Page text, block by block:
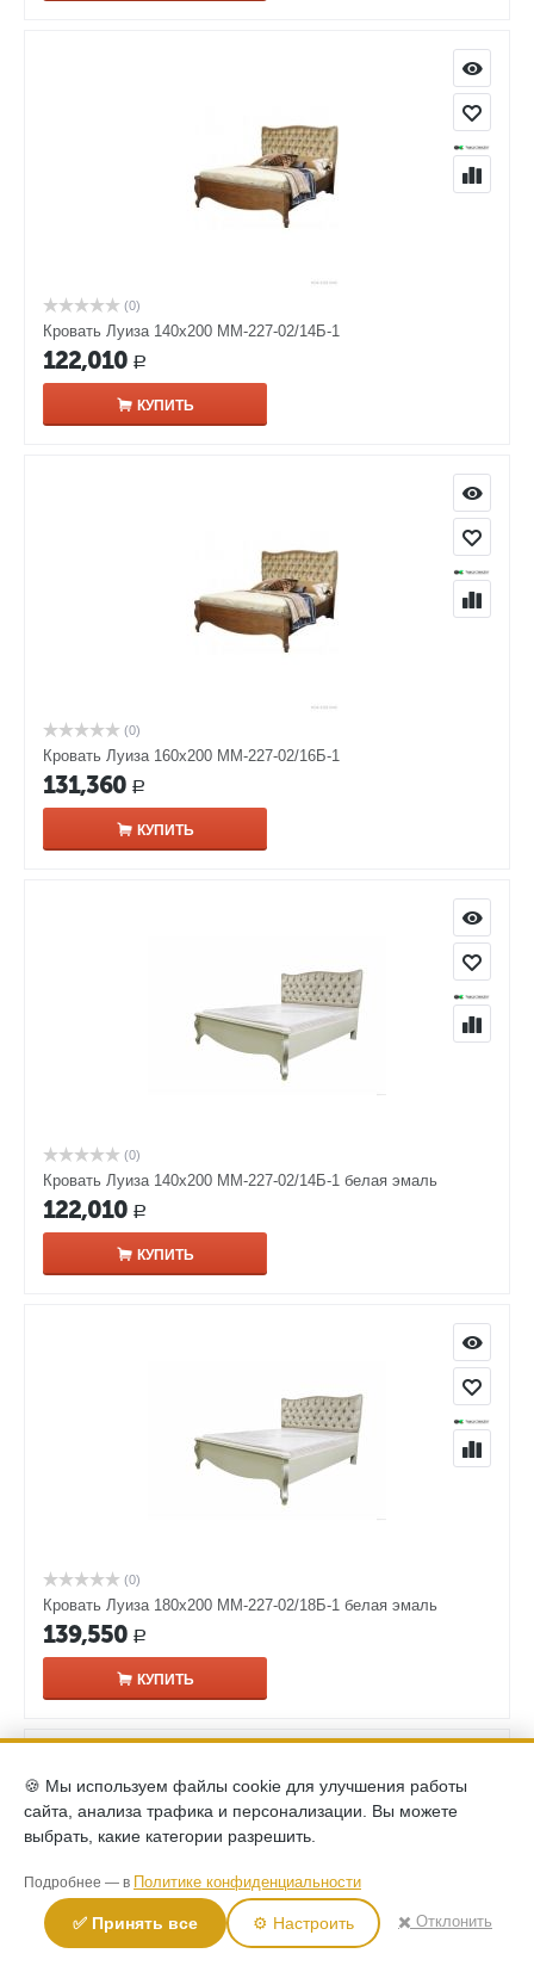
(0)
Кровать Луиза 140х200 ММ-227-02/14Б-1
122,010 Р
КУПИТЬ
(0)
Кровать Луиза 160х200 ММ-227-02/16Б-1
131,360 Р
КУПИТЬ
(0)
Кровать Луиза 140х200 ММ-227-02/14Б-1 белая эмаль
122,010 Р
КУПИТЬ
(0)
Кровать Луиза 180х200 ММ-227-02/18Б-1 белая эмаль
139,550 Р
КУПИТЬ
🍪 Мы используем файлы cookie для улучшения работы
сайта, анализа трафика и персонализации. Вы можете
выбрать, какие категории разрешить.
Подробнее — в Политике конфиденциальности
✅ Принять все ⚙️ Настроить ✖️ Отклонить